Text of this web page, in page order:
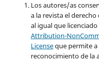
Los autores/as
a la revista el
al igual que
Attribution-
Licenseque permite a
reconocimiento de la